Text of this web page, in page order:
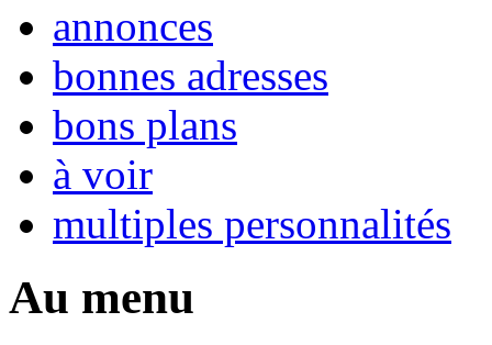
annonces
bonnes adresses
bons plans
à voir
multiples personnalités
Au menu